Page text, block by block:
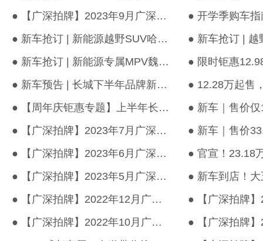
● 【广深拍牌】2023年9月广深车牌竞价结果出炉！
● 新车抢订 | 新能源越野SUV哈弗猛龙强势袭来，99元订金即享品牌新...
● 新车抢订 | 新能源专属MPV魏牌高山强势袭来，千元订金即享万元礼...
● 新车预告 | 长城下半年品牌新车重磅来袭，快来有道首站抢先品鉴
● 【周年庆钜惠专题】上半年长城汽车多款重磅新能源汽车焕新上市
● 【广深拍牌】2023年7月广深车牌竞价结果出炉！
● 【广深拍牌】2023年6月广深车牌竞价结果出炉！
● 【广深拍牌】2023年5月广深车牌竞价结果出炉！
● 【广深拍牌】2022年12月广深车牌竞价结果出炉！
● 【广深拍牌】2022年10月广深车牌竞价结果出炉！